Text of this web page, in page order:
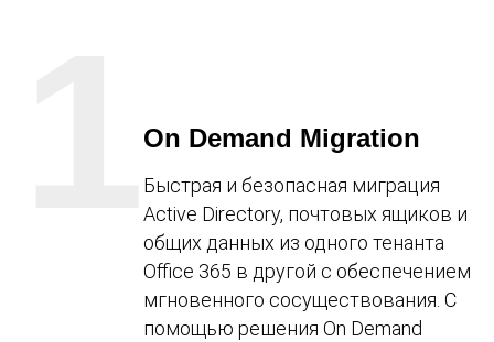
On Demand Migration
Быстрая и безопасная миграция
Active Directory, почтовых ящиков и
общих данных из одного тенанта
Office 365 в другой с обеспечением
мгновенного сосуществования. С
помощью решения On Demand